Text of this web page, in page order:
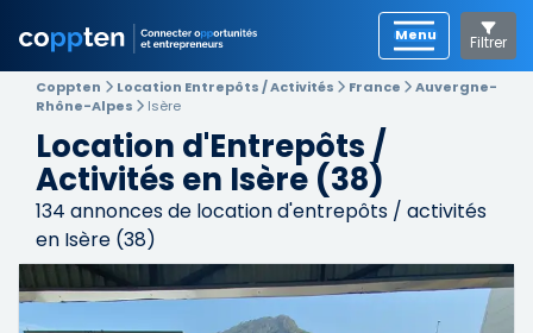
Filtrer
Coppten Location Entrepôts / Activités France
Auvergne-
Rhône-Alpes
Isère
Location d'Entrepôts /
Activités en Isère (38)
134 annonces de location d'entrepôts / activités
en Isère (38)